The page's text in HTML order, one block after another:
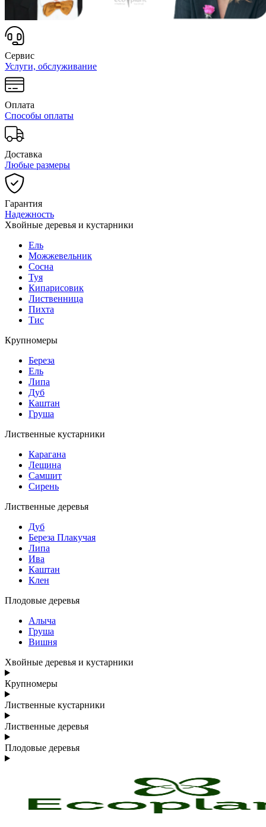
Сервис
Услуги, обслуживание
Оплата
Способы оплаты
Доставка
Любые размеры
Гарантия
Надежность
Хвойные деревья и кустарники
Ель
Можжевельник
Сосна
Туя
Кипарисовик
Лиственница
Пихта
Тис
Крупномеры
Береза
Ель
Липа
Дуб
Каштан
Груша
Лиственные кустарники
Карагана
Лещина
Самшит
Сирень
Лиственные деревья
Дуб
Береза Плакучая
Липа
Ива
Каштан
Клен
Плодовые деревья
Алыча
Груша
Вишня
Хвойные деревья и кустарники
Крупномеры
Лиственные кустарники
Лиственные деревья
Плодовые деревья